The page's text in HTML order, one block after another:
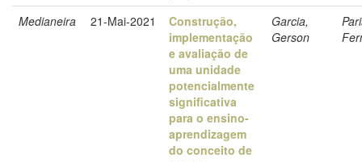
Medianeira 21-Mai-2021
Construção,
implementação
e avaliação de
uma unidade
potencialmente
significativa
para o ensino-
aprendizagem
do conceito de
Garcia,
Gerson